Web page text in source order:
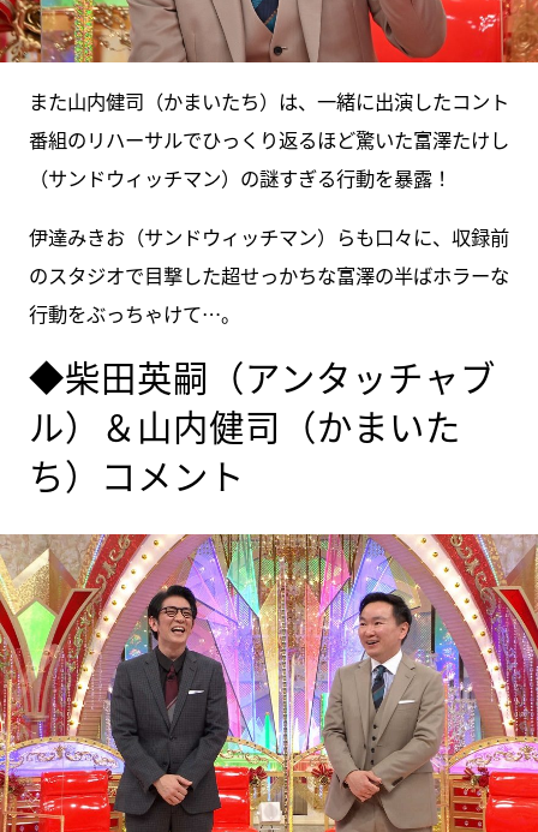
また山内健司（かまいたち）は、一緒に出演したコント
番組のリハーサルでひっくり返るほど驚いた富澤たけし
（サンドウィッチマン）の謎すぎる行動を暴露！
伊達みきお（サンドウィッチマン）らも口々に、収録前
のスタジオで目撃した超せっかちな富澤の半ばホラーな
行動をぶっちゃけて…。
◆柴田英嗣（アンタッチャブ
ル）＆山内健司（かまいた
ち）コメント